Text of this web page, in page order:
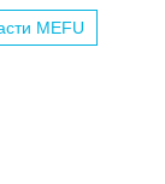
MEFU